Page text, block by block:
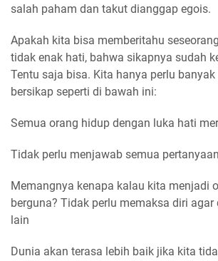
salah paham dan takut dianggap egois.
Apakah kita bisa memberitahu
tidak enak hati, bahwa sikapnya sudah
Tentu saja bisa. Kita hanya perlu
bersikap seperti di bawah ini:
Semua orang hidup dengan luka hati
Tidak perlu menjawab semua pertanyaan
Memangnya kenapa kalau kita menjadi
berguna? Tidak perlu memaksa diri agar
lain
Dunia akan terasa lebih baik jika kita